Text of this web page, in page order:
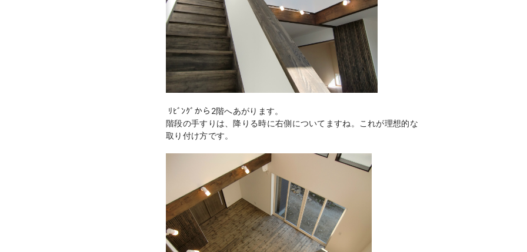
ﾘﾋﾞﾝｸﾞから2階へあがります。
階段の手すりは、降りる時に右側についてますね。これが理想的な
取り付け方です。